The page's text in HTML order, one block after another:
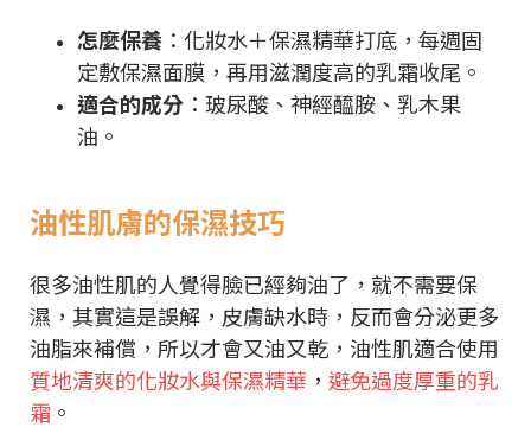
怎麼保養 ：化妝水＋保濕精華打底，每週固
定敷保濕面膜，再用滋潤度高的乳霜收尾。
適合的成分 ：玻尿酸、神經醯胺、乳木果
油。
油性肌膚的保濕技巧
很多油性肌的人覺得臉已經夠油了，就不需要保
濕，其實這是誤解，皮膚缺水時，反而會分泌更多
油脂來補償，所以才會又油又乾，油性肌適合使用
質地清爽的化妝水與保濕精華 ， 避免過度厚重的乳
霜 。